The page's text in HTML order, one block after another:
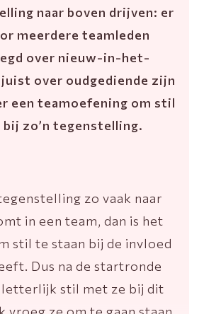
naar boven drijven: er
meerdere teamleden
over nieuw-in-het-
over oudgediende zijn
een teamoefening om stil
zo’n tegenstelling.
zo vaak naar
in een team, dan is het
stil te staan bij de invloed
Dus na de startronde
stil met ze bij dit